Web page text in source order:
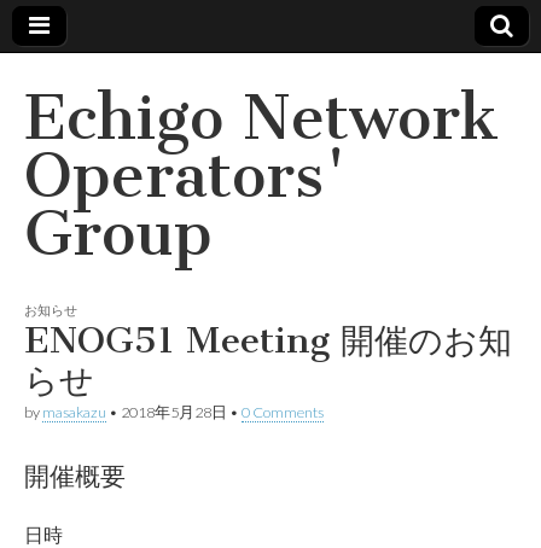
Echigo Network
Operators'
Group
お知らせ
ENOG51 Meeting 開催のお知
らせ
by masakazu • 2018年5月28日 • 0 Comments
開催概要
日時